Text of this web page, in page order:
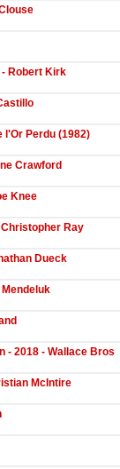
- Robert Kirk
l'Or Perdu (1982)
Crawford
Knee
Ray
Dueck
Mendeluk
- 2018 - Wallace Bros
McIntire